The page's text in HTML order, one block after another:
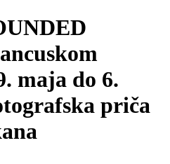
maja do 6.
priča